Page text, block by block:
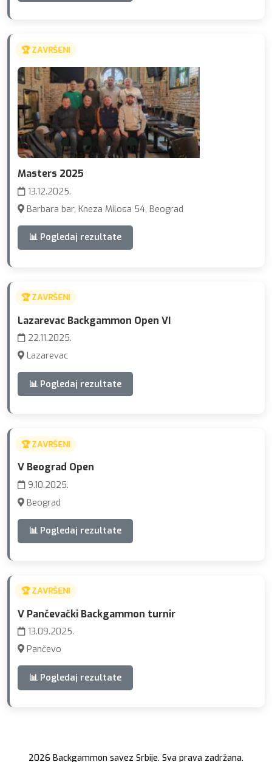
🏆 ZAVRŠENI
Masters 2025
13.12.2025.
Barbara bar, Kneza Milosa 54, Beograd
📊 Pogledaj rezultate
🏆 ZAVRŠENI
Lazarevac Backgammon Open VI
22.11.2025.
Lazarevac
📊 Pogledaj rezultate
🏆 ZAVRŠENI
V Beograd Open
9.10.2025.
Beograd
📊 Pogledaj rezultate
🏆 ZAVRŠENI
V Pančevački Backgammon turnir
13.09.2025.
Pančevo
📊 Pogledaj rezultate
2026 Backgammon savez Srbije. Sva prava zadržana.